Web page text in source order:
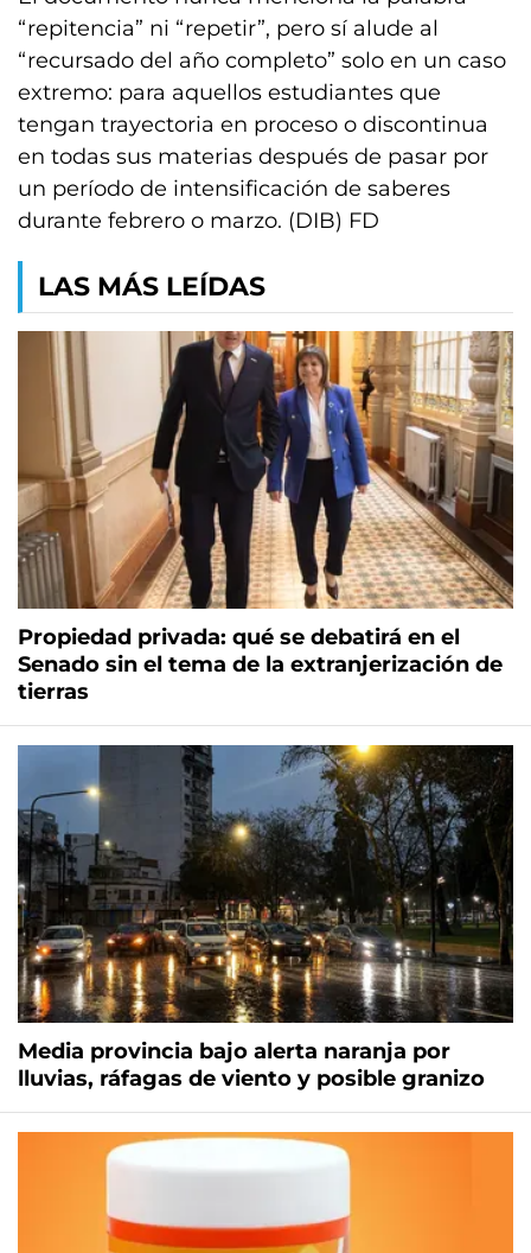
“repitencia” ni “repetir”, pero sí alude al
“recursado del año completo” solo en un caso
extremo: para aquellos estudiantes que
tengan trayectoria en proceso o discontinua
en todas sus materias después de pasar por
un período de intensificación de saberes
durante febrero o marzo. (DIB) FD
LAS MÁS LEÍDAS
Propiedad privada: qué se debatirá en el
Senado sin el tema de la extranjerización de
tierras
Media provincia bajo alerta naranja por
lluvias, ráfagas de viento y posible granizo